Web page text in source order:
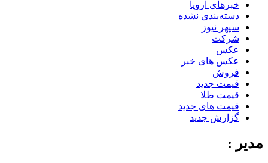
خبرهای اروپا
دسته‌بندی نشده
سپهر نیوز
شرکت
عکس
عکس های خبر
فروش
قیمت جدید
قیمت طلا
قیمت های جدید
گزارش جدید
مدیر :